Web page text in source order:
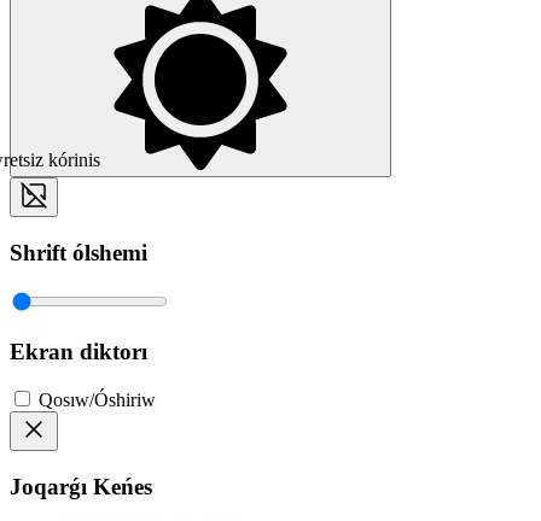
kórinis
Shrift ólshemi
Ekran diktorı
Qosıw/Óshiriw
Joqarǵı Keńes